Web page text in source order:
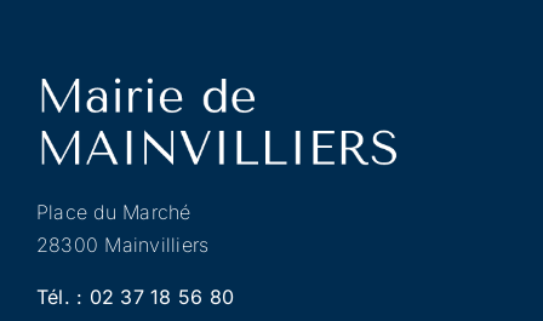
Place du Marché
28300 Mainvilliers
Tél. : 02 37 18 56 80